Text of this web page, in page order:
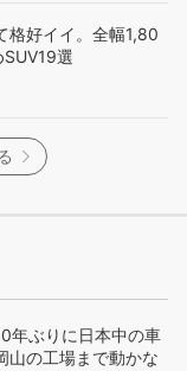
格好イイ。全幅1,80
選
年ぶりに日本中の車
山の工場まで動かな